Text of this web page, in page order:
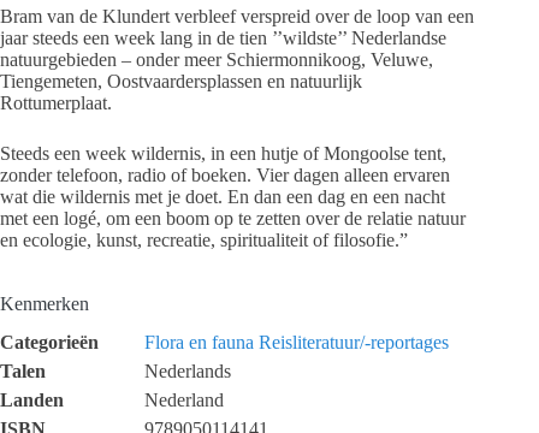
Bram van de Klundert verbleef verspreid over de loop van een
jaar steeds een week lang in de tien ’’wildste’’ Nederlandse
natuurgebieden – onder meer Schiermonnikoog, Veluwe,
Tiengemeten, Oostvaardersplassen en natuurlijk
Rottumerplaat.
Steeds een week wildernis, in een hutje of Mongoolse tent,
zonder telefoon, radio of boeken. Vier dagen alleen ervaren
wat die wildernis met je doet. En dan een dag en een nacht
met een logé, om een boom op te zetten over de relatie natuur
en ecologie, kunst, recreatie, spiritualiteit of filosofie.”
Kenmerken
Categorieën
Flora en fauna Reisliteratuur/-reportages
Talen
Nederlands
Landen
Nederland